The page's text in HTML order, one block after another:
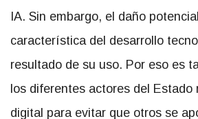
IA. Sin embargo, el daño
característica del desarrollo
resultado de su uso. Por eso es
los diferentes actores del Estado
digital para evitar que otros se